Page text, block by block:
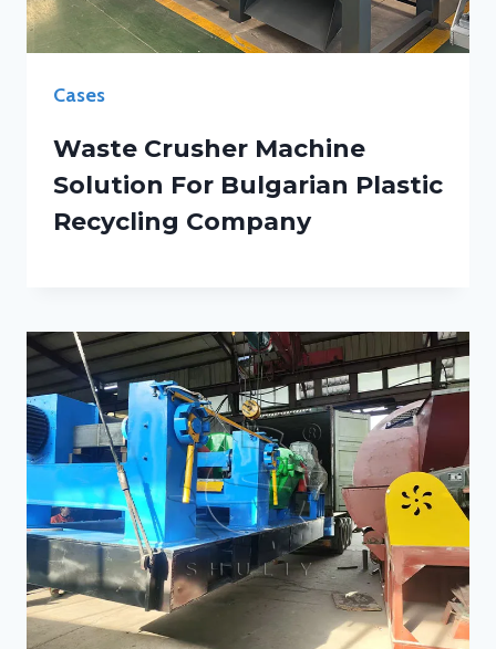
Cases
Waste Crusher Machine
Solution For Bulgarian Plastic
Recycling Company